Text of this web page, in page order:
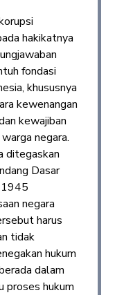
hakikatnya
fondasi
khususnya
kewenangan
kewajiban
negara.
ditegaskan
Dasar
1945
negara
harus
tidak
hukum
dalam
proses hukum